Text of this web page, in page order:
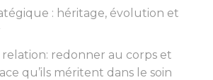
: héritage, évolution et
relation: redonner au corps et
qu’ils méritent dans le soin